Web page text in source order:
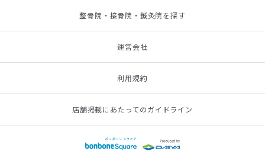
整骨院・接骨院・鍼灸院を探す
運営会社
利用規約
店舗掲載にあたってのガイドライン